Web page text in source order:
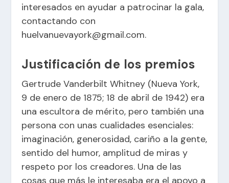
interesados en ayudar a patrocinar la gala,
contactando con
huelvanuevayork@gmail.com.
Justificación de los premios
Gertrude Vanderbilt Whitney (Nueva York,
9 de enero de 1875; 18 de abril de 1942) era
una escultora de mérito, pero también una
persona con unas cualidades esenciales:
imaginación, generosidad, cariño a la gente,
sentido del humor, amplitud de miras y
respeto por los creadores. Una de las